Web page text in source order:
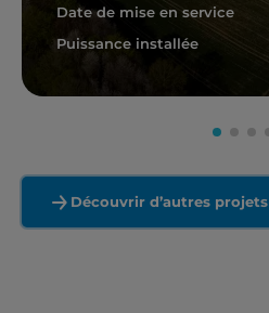
Date de mise en service
Puissance installée
En savoir plus
Découvrir d’autres projets